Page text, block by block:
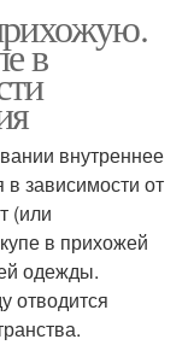
в
внутреннее
зависимости от
(или
в прихожей
одежды.
отводится